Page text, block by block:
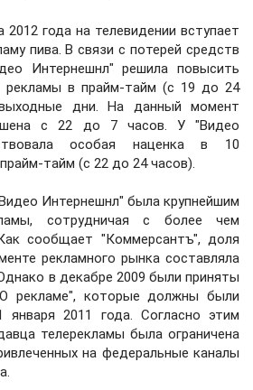
2012 года на телевидении вступает
пива. В связи с потерей средств
Интернешнл" решила повысить
рекламы в прайм-тайм (с 19 до 24
дни. На данный момент
с 22 до 7 часов. У "Видео
особая наценка в 10
тайм (с 22 до 24 часов).
Интернешнл" была крупнейшим
сотрудничая с более чем
сообщает "Коммерсантъ", доля
рекламного рынка составляла
в декабре 2009 были приняты
рекламе", которые должны были
2011 года. Согласно этим
телерекламы была ограничена
на федеральные каналы